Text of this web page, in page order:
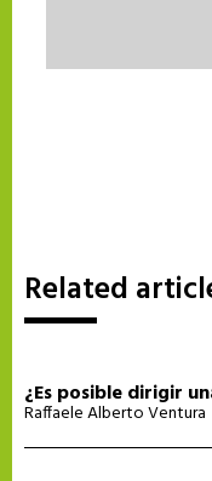
Related
¿Es posible dirigir
Raffaele Alberto Ventura